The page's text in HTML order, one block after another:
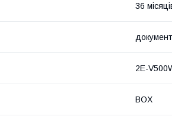
36
2E-
BOX